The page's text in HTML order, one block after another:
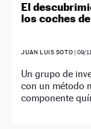
El
los coches
JUAN LUIS SOTO |09/
Un grupo de
con un método
componente